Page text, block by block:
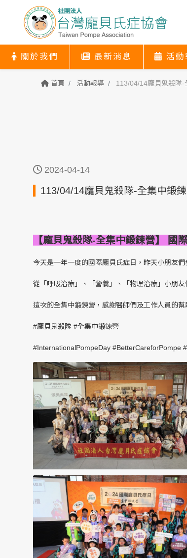
關於我們
關於我們
協會簡介 最新消息
最新消息 活動
活動
首頁 活動報導 113/04/14龐貝鬼殺隊-
2024-04-14
113/04/14龐貝鬼殺隊-全集中鍛
【龐貝鬼殺隊-全集中鍛鍊營】 國
今天是一年一度的國際龐貝氏症日，昨天小朋友
從「呼吸治療」、「營養」、「物理治療」小朋
這次的全集中鍛鍊營，感謝醫師們及工作人員的
#龐貝鬼殺隊 #全集中鍛鍊營
#InternationalPompeDay #BetterCareforPompe